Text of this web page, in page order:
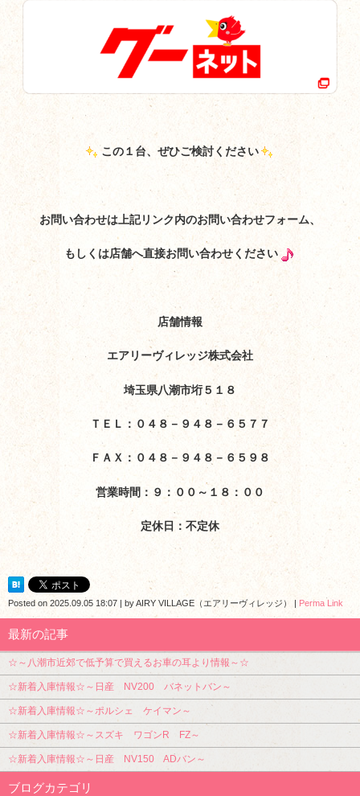
この１台、ぜひご検討ください
お問い合わせは上記リンク内のお問い合わせフォーム、
もしくは店舗へ直接お問い合わせください
店舗情報
エアリーヴィレッジ株式会社
埼玉県八潮市垳５１８
ＴＥＬ：０４８－９４８－６５７７
ＦＡＸ：０４８－９４８－６５９８
営業時間：９：００～１８：００
定休日：不定休
Posted on 2025.09.05 18:07 | byAIRY VILLAGE（エアリーヴィレッジ） | Perma Link
最新の記事
☆～八潮市近郊で低予算で買えるお車の耳より情報～☆
☆新着入庫情報☆～日産 NV200 バネットバン～
☆新着入庫情報☆～ポルシェ ケイマン～
☆新着入庫情報☆～スズキ ワゴンR FZ～
☆新着入庫情報☆～日産 NV150 ADバン～
ブログカテゴリ